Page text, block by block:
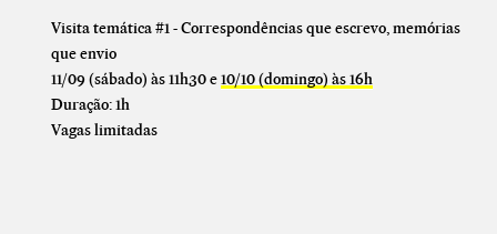
Visita temática #1 - Correspondências que escrevo, memórias
que envio
11/09 (sábado) às 11h30 e10/10 (domingo) às 16h
Duração: 1h
Vagas limitadas